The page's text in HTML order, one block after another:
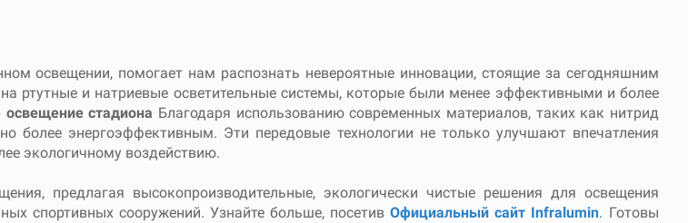
освещении, помогает нам распознать невероятные инновации, стоящие за сегодняшним
ртутные и натриевые осветительные системы, которые были менее эффективными и более
освещение стадиона Благодаря использованию современных материалов, таких как нитрид
более энергоэффективным. Эти передовые технологии не только улучшают впечатления
экологичному воздействию.
предлагая высокопроизводительные, экологически чистые решения для освещения
спортивных сооружений. Узнайте больше, посетив Официальный сайт Infralumin. Готовы